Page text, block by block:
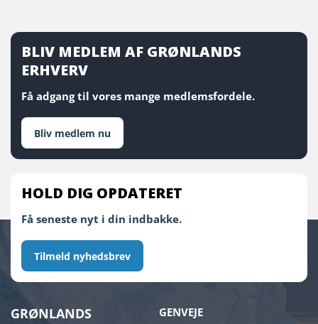
BLIV MEDLEM AF GRØNLANDS
ERHVERV
Få adgang til vores mange medlemsfordele.
Bliv medlem nu
HOLD DIG OPDATERET
Få seneste nyt i din indbakke.
Tilmeld nyhedsbrev
GRØNLANDS
GENVEJE